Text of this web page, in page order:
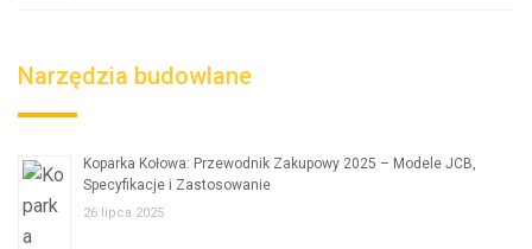
Narzędzia budowlane
Koparka Kołowa: Przewodnik Zakupowy 2025 – Modele JCB,
Specyfikacje i Zastosowanie
26 lipca 2025